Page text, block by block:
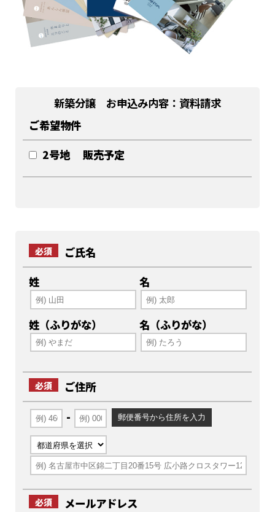
新築分譲 お申込み内容：資料請求
ご希望物件
2号地 販売予定
必須
ご氏名
姓
名
姓（ふりがな） 名（ふりがな）
必須
ご住所
-
必須 メールアドレス